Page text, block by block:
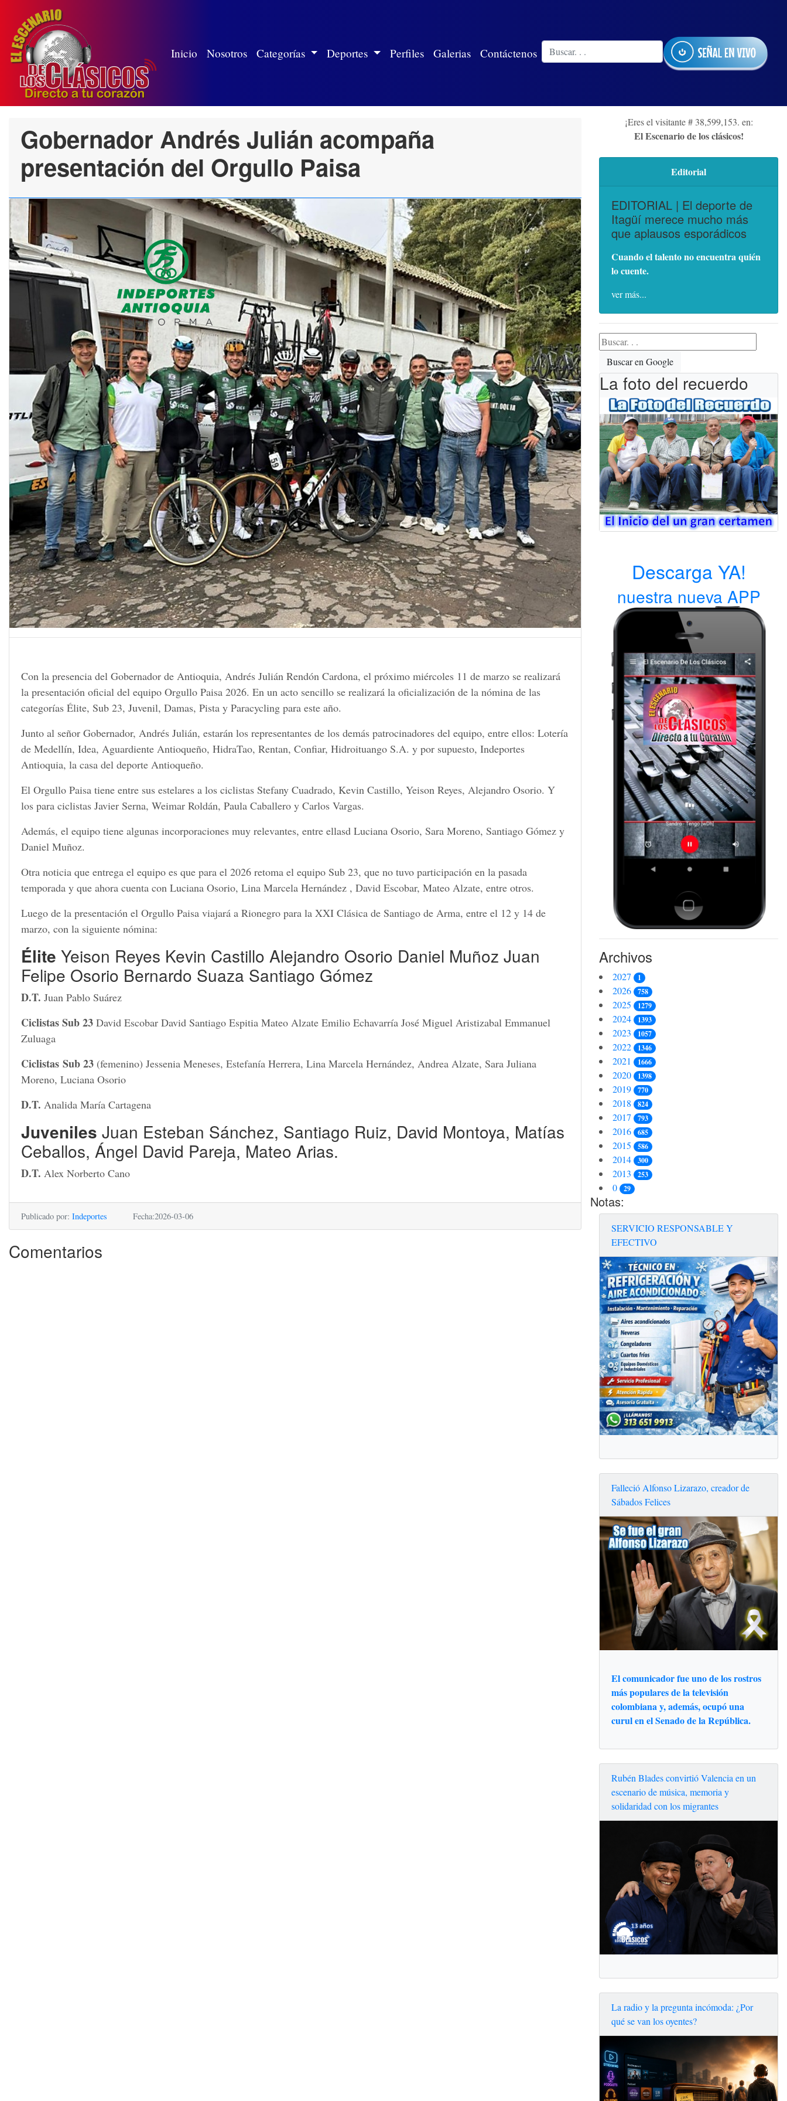
Inicio Nosotros(white)
Categorías Deportes Perfiles Galerias Contáctenos
Gobernador Andrés Julián acompaña
presentación del Orgullo Paisa
Con la presencia del Gobernador de Antioquia, Andrés Julián Rendón Cardona, el próximo miércoles 11 de marzo se realizará
la presentación oficial del equipo Orgullo Paisa 2026. En un acto sencillo se realizará la oficialización de la nómina de las
categorías Élite, Sub 23, Juvenil, Damas, Pista y Paracycling para este año.
Junto al señor Gobernador, Andrés Julián, estarán los representantes de los demás patrocinadores del equipo, entre ellos: Lotería
de Medellín, Idea, Aguardiente Antioqueño, HidraTao, Rentan, Confiar, Hidroituango S.A. y por supuesto, Indeportes
Antioquia, la casa del deporte Antioqueño.
El Orgullo Paisa tiene entre sus estelares a los ciclistas Stefany Cuadrado, Kevin Castillo, Yeison Reyes, Alejandro Osorio. Y
los para ciclistas Javier Serna, Weimar Roldán, Paula Caballero y Carlos Vargas.
Además, el equipo tiene algunas incorporaciones muy relevantes, entre ellasd Luciana Osorio, Sara Moreno, Santiago Gómez y
Daniel Muñoz.
Otra noticia que entrega el equipo es que para el 2026 retoma el equipo Sub 23, que no tuvo participación en la pasada
temporada y que ahora cuenta con Luciana Osorio, Lina Marcela Hernández , David Escobar, Mateo Alzate, entre otros.
Luego de la presentación el Orgullo Paisa viajará a Rionegro para la XXI Clásica de Santiago de Arma, entre el 12 y 14 de
marzo, con la siguiente nómina:
Élite Yeison Reyes Kevin Castillo Alejandro Osorio Daniel Muñoz Juan
Felipe Osorio Bernardo Suaza Santiago Gómez
D.T. Juan Pablo Suárez
Ciclistas Sub23 David Escobar David Santiago Espitia Mateo Alzate Emilio Echavarría José Miguel Aristizabal Emmanuel
Zuluaga
Ciclistas Sub 23 (femenino) Jessenia Meneses, Estefanía Herrera, Lina Marcela Hernández, Andrea Alzate, Sara Juliana
Moreno, Luciana Osorio
D.T. Analida María Cartagena
Juveniles Juan Esteban Sánchez, Santiago Ruiz, David Montoya, Matías
Ceballos, Ángel David Pareja, Mateo Arias.
D.T. Alex Norberto Cano
Publicado por: Indeportes Fecha:2026-03-06
Comentarios
¡Eres el visitante # 38,599,153. en:
El Escenario de los clásicos!
Editorial
EDITORIAL | El deporte de
Itagüí merece mucho más
que aplausos esporádicos
Cuando el talento no encuentra quién
lo cuente.
ver más...
Buscar en Google
La foto del recuerdo
Descarga YA!
nuestra nueva APP
Archivos
2027 1
2026 758
2025 1279
2024 1393
2023 1057
2022 1346
2021 1666
2020 1398
2019 770
2018 824
2017 793
2016 685
2015 586
2014 300
2013 253
0 29
Notas:
SERVICIO RESPONSABLE Y
EFECTIVO
Falleció Alfonso Lizarazo, creador de
Sábados Felices
El comunicador fue uno de los rostros
más populares de la televisión
colombiana y, además, ocupó una
curul en el Senado de la República.
Rubén Blades convirtió Valencia en un
escenario de música, memoria y
solidaridad con los migrantes
La radio y la pregunta incómoda: ¿Por
qué se van los oyentes?